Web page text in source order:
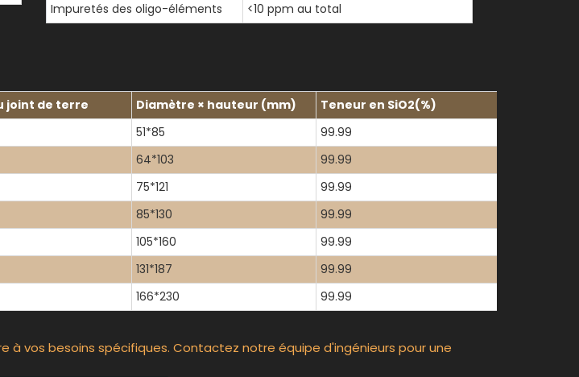
Impuretés des oligo-éléments
<10 ppm au total
joint de terre Diamètre × hauteur (mm)
Teneur en SiO2(%)
51*85
99.99
64*103
99.99
75*121
99.99
85*130
99.99
105*160
99.99
131*187
99.99
166*230 99.99
à vos besoins spécifiques. Contactez notre équipe d'ingénieurs pour une